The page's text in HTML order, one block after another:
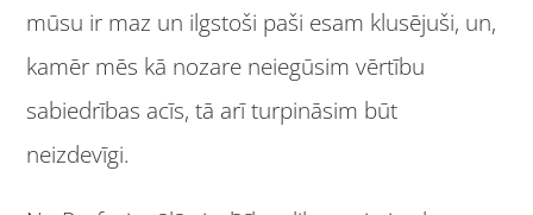
mūsu ir maz un ilgstoši paši esam klusējuši, un,
kamēr mēs kā nozare neiegūsim vērtību
sabiedrības acīs, tā arī turpināsim būt
neizdevīgi.